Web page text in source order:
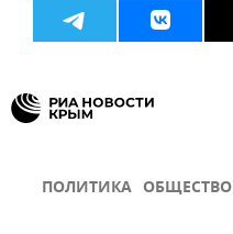
ПОЛИТИКА ОБЩЕСТВО